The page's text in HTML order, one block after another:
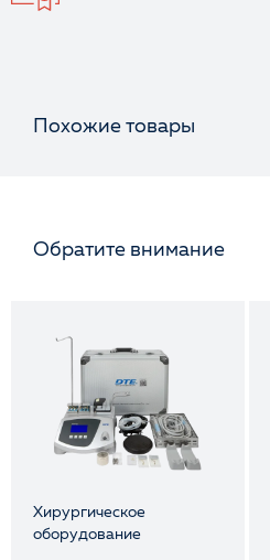
Похожие товары
Обратите внимание
Хирургическое
оборудование